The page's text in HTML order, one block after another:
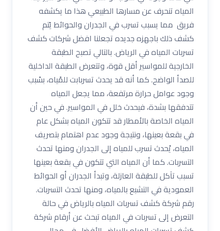
المياه تنحرف عن مسارها الطبيعي هذا ما يكشفه
فريق مما يسبب تسرب في الجدران والحوائط يًتم
كشف ذلك باجهزه جديده تجعلنا افضل شركات كشف
تسربات المياه في الرياض. بالتالي تصبح الطبقة
الخارجية للمواسير أقل قوة، وتتعرض الطبقة الداخلية
للصدأ الواضح. كما أنه قد يحدث تسربابت للمْياه، بسْبب
وجود عوامل حرارة مرتفعة، مما يجعل المياه
تتدفقها بشدة، فيحدث خلل في المواسير. في حين أن
المياه الخاصة بالأمطار قد تتكون المياه بشكل عام
في بقعة بعينها، ونتيجة وجود عدم اهتمام بتصريف
المياه، يْحدث تسرب للمياه إلى الجدران ومنها تحدث
التسربات. كما أن المياه التي تتكون في بقعة بعينها
تسبب تآكل للطبقة العازلة، وتبدأ الجدران أو الحوائط
العمودية في التشبع بالمياه، ومنها تحدث التسربات.
رقم شركة كشف تسربات المياه بالرياض في حالة
التعرض إلى تسربات في المياه تبحث عن أرقام شركة